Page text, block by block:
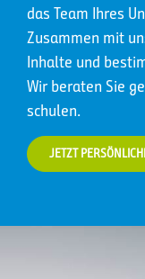
das Team Ihres
Zusammen mit
Inhalte und
Wir beraten Sie
schulen.
JETZT